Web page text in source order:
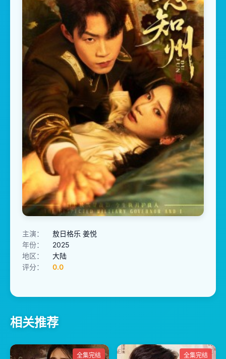
主演：
敖日格乐 姜悦
年份：
2025
地区：
大陆
评分：
0.0
相关推荐
全集完结 全集完结